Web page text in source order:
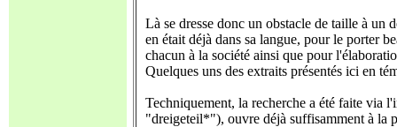
Là se dresse donc un obstacle de taille à un
en était déjà dans sa langue, pour le porter
chacun à la société ainsi que pour
Quelques uns des extraits présentés ici en
Techniquement, la recherche a été faite via
"dreigeteil*"), ouvre déjà suffisamment à la